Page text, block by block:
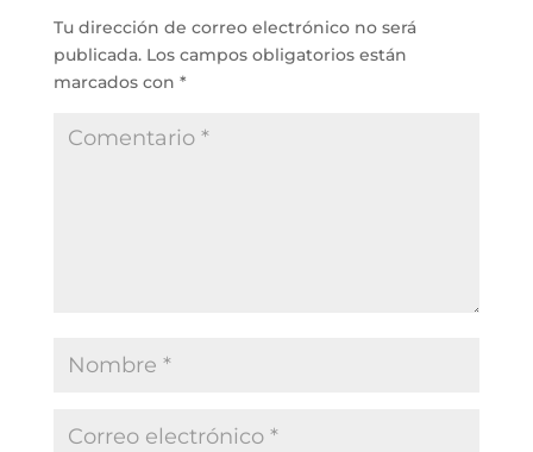
Tu dirección de correo electrónico no será
publicada. Los campos obligatorios están
marcados con *